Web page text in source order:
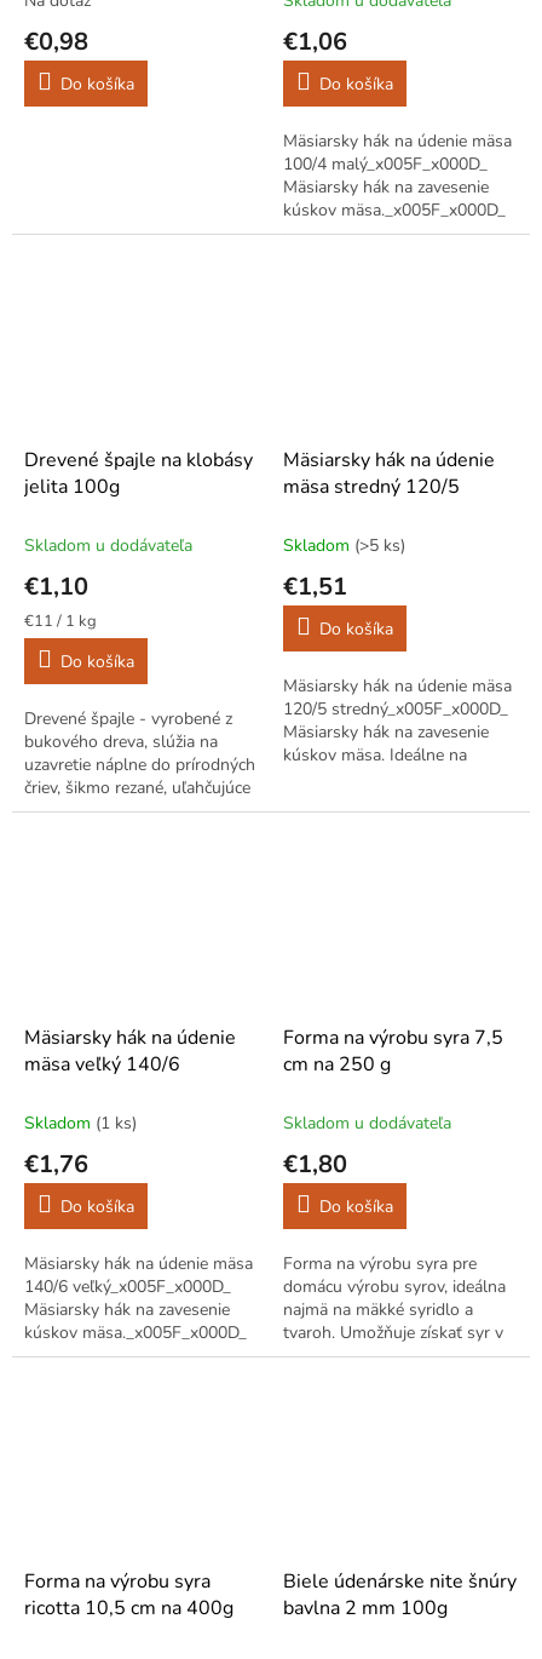
€0,98
Do košíka
€1,06
Do košíka
Mäsiarsky hák na údenie mäsa
100/4 malý_x005F_x000D_
Mäsiarsky hák na zavesenie
kúskov mäsa._x005F_x000D_
Ideálne na údenie.
Drevené špajle na klobásy
jelita 100g
Skladom u dodávateľa
€1,10
Jednotková
cena:
€11 / 1 kg
Do košíka
Drevené špajle - vyrobené z
bukového dreva, slúžia na
uzavretie náplne do prírodných
čriev, šikmo rezané, uľahčujúce
prácu a dodávajú estetický
Mäsiarsky hák na údenie
mäsa stredný 120/5
Skladom (>5 ks)
€1,51
Do košíka
Mäsiarsky hák na údenie mäsa
120/5 stredný_x005F_x000D_
Mäsiarsky hák na zavesenie
kúskov mäsa. Ideálne na
Mäsiarsky hák na údenie
mäsa veľký 140/6
Skladom (1 ks)
€1,76
Do košíka
Mäsiarsky hák na údenie mäsa
140/6 veľký_x005F_x000D_
Mäsiarsky hák na zavesenie
kúskov mäsa._x005F_x000D_
Ideálne na údenie.
Forma na výrobu syra 7,5
cm na 250 g
Skladom u dodávateľa
€1,80
Do košíka
Forma na výrobu syra pre
domácu výrobu syrov, ideálna
najmä na mäkké syridlo a
tvaroh. Umožňuje získať syr v
tvare valca._x005F_x000D_ Je
Forma na výrobu syra
ricotta 10,5 cm na 400g
Biele údenárske nite šnúry
bavlna 2 mm 100g